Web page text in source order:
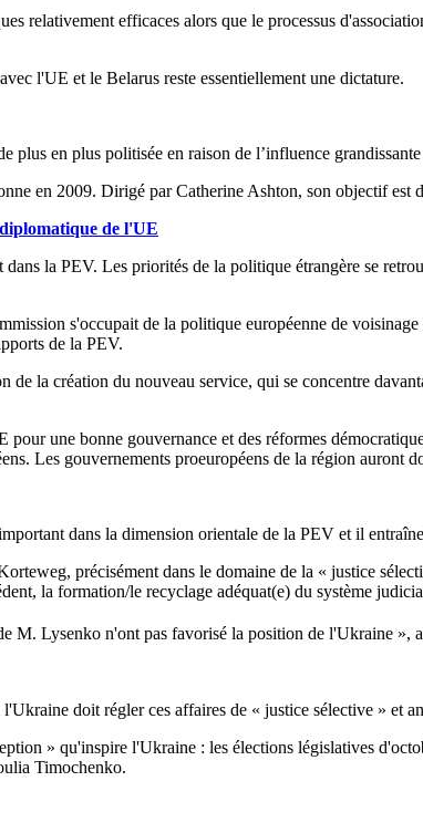
relativement efficaces alors que le processus
l'UE et le Belarus reste essentiellement une dictature.
plus en plus politisée en raison de l’influence
en 2009. Dirigé par Catherine Ashton, son objectif est
de l'UE
la PEV. Les priorités de la politique étrangère se
s'occupait de la politique européenne de
de la PEV.
de la création du nouveau service, qui se concentre
une bonne gouvernance et des réformes
Les gouvernements proeuropéens de la région auront
dans la dimension orientale de la PEV et il
précisément dans le domaine de la « justice
la formation/le recyclage adéquat(e) du système
M. Lysenko n'ont pas favorisé la position de l'Ukraine »,
doit régler ces affaires de « justice sélective » et
» qu'inspire l'Ukraine : les élections législatives
Timochenko.